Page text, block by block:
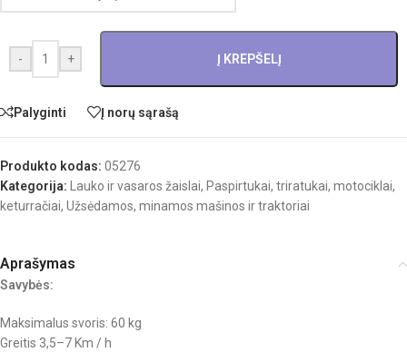
- + Į KREPŠELĮ
Palyginti Į norų sąrašą
Produkto kodas: 05276
Kategorija: Lauko ir vasaros žaislai, Paspirtukai, triratukai, motociklai,
keturračiai, Užsėdamos, minamos mašinos ir traktoriai
Aprašymas
Savybės:
Maksimalus svoris: 60 kg
Greitis 3,5–7 Km / h